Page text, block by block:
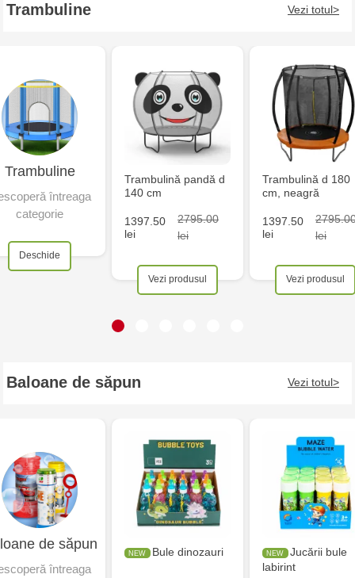
Trambuline Vezi totul
Trambuline
întreaga
categorie
Deschide
Trambulină pandă d
140 cm
1397.50
lei
2795.00
lei
Vezi produsul
Trambulină d 180
cm, neagră
1397.50
lei
lei
Vezi produsul
Baloane de săpun Vezi totul
de săpun
întreaga
Bule dinozauri
Jucării bule
labirint